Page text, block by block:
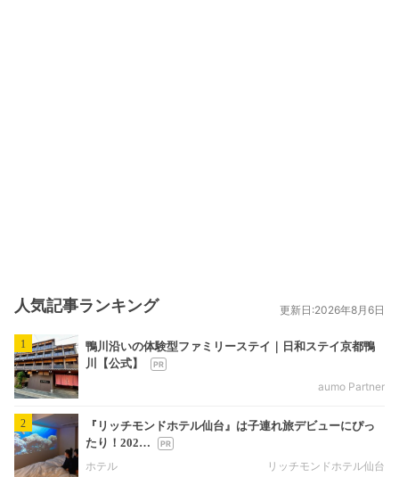
人気記事ランキング 更新日:2026年8月6日
1
鴨川沿いの体験型ファミリーステイ｜日和ステイ京都鴨
川【公式】
aumo Partner
2
『リッチモンドホテル仙台』は子連れ旅デビューにぴっ
たり！202…
ホテル
リッチモンドホテル仙台